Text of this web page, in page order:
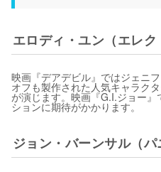
エロディ・ユン（エレク
映画『デアデビル』ではジェニ
オフも製作された人気キャラク
が演じます。映画『G.I.ジョー
ションに期待がかかります。
ジョン・バーンサル（パ